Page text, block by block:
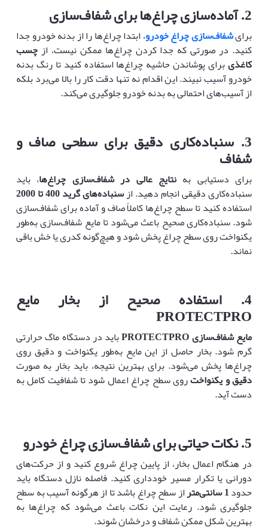
2. آماده‌سازی چراغ‌ها برای شفاف‌سازی
برایشفاف‌سازی چراغ خودرو، ابتدا چراغ‌ها را از بدنه خودرو جدا
کنید. در صورتی که جدا کردن چراغ‌ها ممکن نیست، ازچسب
کاغذیبرای پوشاندن حاشیه چراغ‌ها استفاده کنید تا رنگ بدنه
خودرو آسیب نبیند. این اقدام نه تنها دقت کار را بالا می‌برد بلکه
از آسیب‌های احتمالی به بدنه خودرو جلوگیری می‌کند.
3. سنباده‌کاری دقیق برای سطحی صاف و
شفاف
برای دستیابی بهنتایج عالی در شفاف‌سازی چراغ‌ها، باید
سنباده‌کاری دقیقی انجام دهید. ازسنباده‌های گرید 400 تا 2000
استفاده کنید تا سطح چراغ‌ها کاملاً صاف و آماده برای شفاف‌سازی
شود. سنباده‌کاری صحیح باعث می‌شود تا مایع شفاف‌سازی به‌طور
یکنواخت روی سطح چراغ پخش شود و هیچ‌گونه کدری یا خش باقی
نماند.
4. استفاده صحیح از بخار مایع
PROTECTPRO
مایع شفاف‌سازی باید در دستگاه ماگ حرارتی
گرم شود. بخار حاصل از این مایع به‌طور یکنواخت و دقیق روی
چراغ‌ها پخش می‌شود. برای بهترین نتیجه، باید بخار به صورت
دقیق و یکنواختروی سطح چراغ اعمال شود تا شفافیت کامل به
دست آید.
5. نکات حیاتی برای شفاف‌سازی چراغ خودرو
در هنگام اعمال بخار، از پایین چراغ شروع کنید و از حرکت‌های
دورانی یا تکرار مسیر خودداری کنید. فاصله نازل دستگاه باید
حدود1 سانتی‌متر از سطح چراغ باشد تا از هرگونه آسیب به سطح
جلوگیری شود. رعایت این نکات باعث می‌شود که چراغ‌ها به
بهترین شکل ممکن شفاف و درخشان شوند.